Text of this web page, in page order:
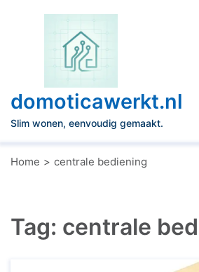
domoticawerkt.nl
Slim wonen, eenvoudig gemaakt.
Home centrale bediening
Tag: centrale